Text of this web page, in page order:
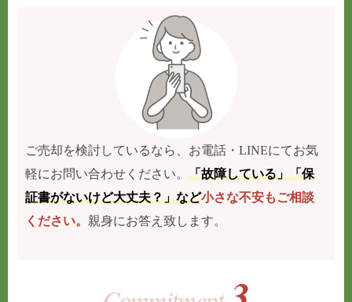
ご売却を検討しているなら、お電話・LINEにてお気
軽にお問い合わせください。「故障している」「保
証書がないけど大丈夫？」など小さな不安もご相談
ください。親身にお答え致します。